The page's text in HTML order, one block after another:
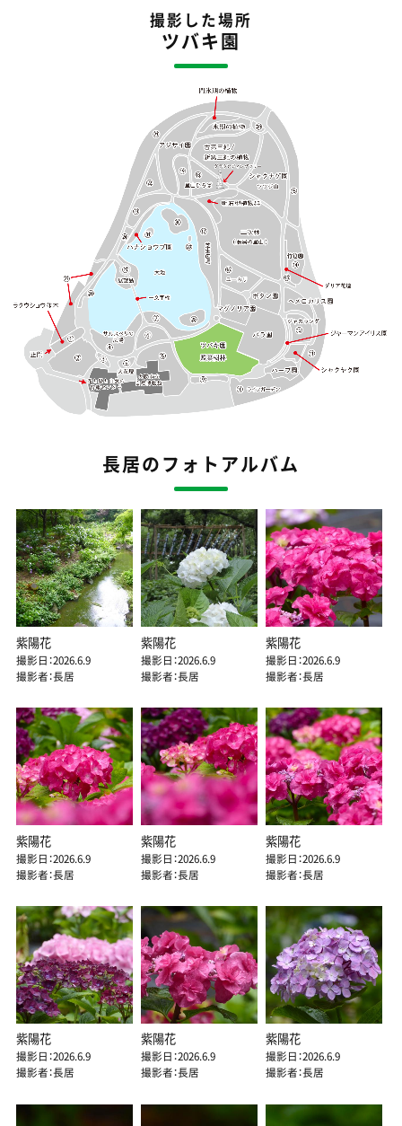
撮影した場所
ツバキ園
長居のフォトアルバム
紫陽花
撮影日：2026.6.9
撮影者：長居
紫陽花
撮影日：2026.6.9
撮影者：長居
紫陽花
撮影日：2026.6.9
撮影者：長居
紫陽花
撮影日：2026.6.9
撮影者：長居
紫陽花
撮影日：2026.6.9
撮影者：長居
紫陽花
撮影日：2026.6.9
撮影者：長居
紫陽花
撮影日：2026.6.9
撮影者：長居
紫陽花
撮影日：2026.6.9
撮影者：長居
紫陽花
撮影日：2026.6.9
撮影者：長居